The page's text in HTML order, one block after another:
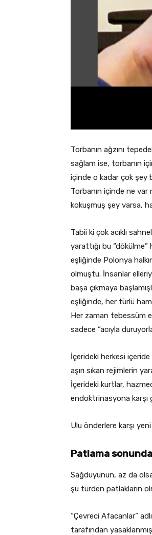
Torbanın ağzını
sağlam ise, torbanın
içinde o kadar çok şey
Torbanın içinde ne var
kokuşmuş şey varsa,
Tabii ki çok acıklı
yarattığı bu “dökülme”
eşliğinde Polonya
olmuştu. İnsanlar
başa çıkmaya
eşliğinde, her türlü
Her zaman tebessüm
sadece “acıyla
İçerideki herkesi içeride
aşırı sıkan rejimlerin
İçerideki kurtlar,
endoktrinasyona karşı
Ulu önderlere karşı
Patlama
Sağduyunun, az da
şu türden patlakların
“Çevreci Afacanlar”
tarafından